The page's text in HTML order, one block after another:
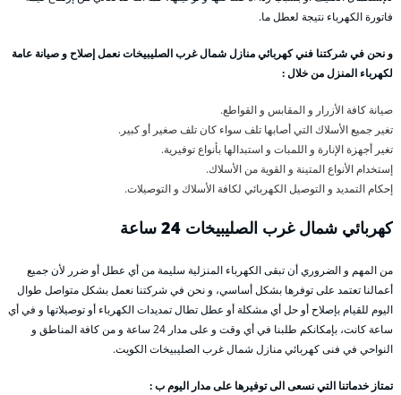
فاتورة الكهرباء نتيجة لعطل ما.
و نحن في شركتنا فني كهربائي منازل شمال غرب الصليبيخات نعمل إصلاح و صيانة عامة
لكهرباء المنزل من خلال :
صيانة كافة الأزرار و المقابس و القواطع.
تغير جميع الأسلاك التي أصابها تلف سواء كان تلف صغير أو كبير.
تغير أجهزة الإنارة و اللمبات و استبدالها بأنواع توفيرية.
إستخدام الأنواع المتينة و القوية من الأسلاك.
إحكام التمديد و التوصيل الكهربائي لكافة الأسلاك و التوصيلات.
كهربائي شمال غرب الصليبيخات 24 ساعة
من المهم و الضروري أن تبقى الكهرباء المنزلية سليمة من أي عطل أو ضرر لأن جميع
أعمالنا تعتمد على توفرها بشكل أساسي، و نحن في شركتنا نعمل بشكل متواصل طوال
اليوم للقيام بإصلاح أو حل أي مشكلة أو عطل تطال تمديدات الكهرباء أو توصيلاتها و في أي
ساعة كانت، بإمكانكم طلبنا في أي وقت و على مدار 24 ساعة و من كافة المناطق و
النواحي في فنى كهربائي منازل شمال غرب الصليبيخات الكويت.
تمتاز خدماتنا التي نسعى الى توفيرها على مدار اليوم ب :